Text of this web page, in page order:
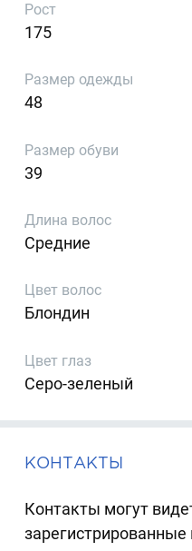
Рост
175
Размер одежды
48
Размер обуви
39
Длина волос
Средние
Цвет волос
Блондин
Цвет глаз
Серо-зеленый
КОНТАКТЫ
Контакты могут
зарегистрированные